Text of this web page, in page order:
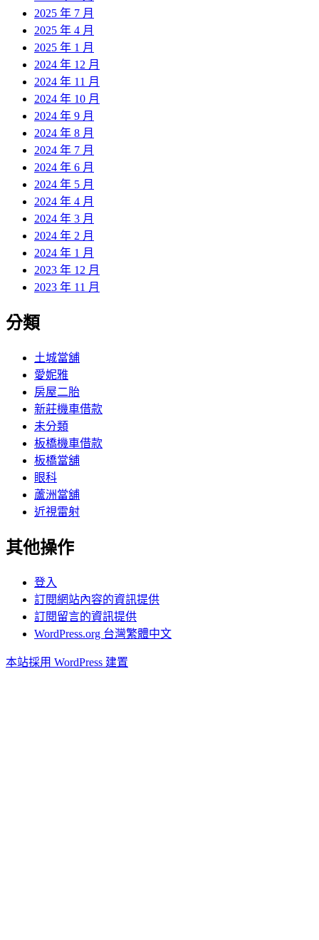
2025 年 7 月
2025 年 4 月
2025 年 1 月
2024 年 12 月
2024 年 11 月
2024 年 10 月
2024 年 9 月
2024 年 8 月
2024 年 7 月
2024 年 6 月
2024 年 5 月
2024 年 4 月
2024 年 3 月
2024 年 2 月
2024 年 1 月
2023 年 12 月
2023 年 11 月
分類
土城當舖
愛妮雅
房屋二胎
新莊機車借款
未分類
板橋機車借款
板橋當舖
眼科
蘆洲當舖
近視雷射
其他操作
登入
訂閱網站內容的資訊提供
訂閱留言的資訊提供
WordPress.org 台灣繁體中文
本站採用 WordPress 建置